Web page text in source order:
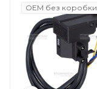
OEM без коробки